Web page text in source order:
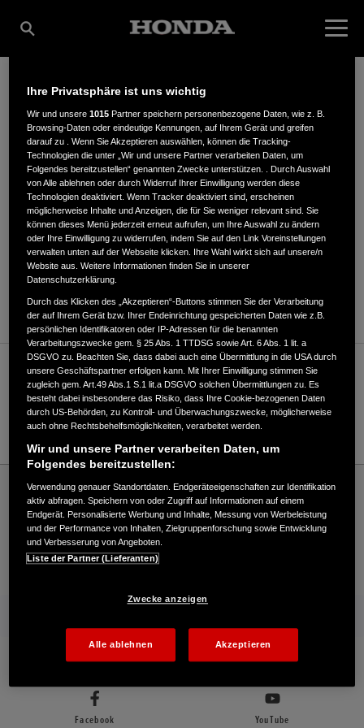
HERMANN MEYER KG
Halstenbeker Weg 100,25462,Rellingen
ANFAHRTSBESCHREIBUNG ANFORDERN
WEBSITE
Verkauf / Kundendienst
04101/49090
Honda
Industrie
Hermann Meyer KG - Industrial – Honda - HONDA Deutschland Offizielle Website |
The Power of Dreams
Folgen Sie uns auf
Facebook YouTube
Ihre Privatsphäre ist uns wichtig
Wir und unsere1015 Partner speichern personenbezogene Daten, wie z. B.
Browsing-Daten oder eindeutige Kennungen, auf Ihrem Gerät und greifen
darauf zu . Wenn Sie Akzeptieren auswählen, können die Tracking-
Technologien die unter „Wir und unsere Partner verarbeiten Daten, um
Folgendes bereitzustellen“ genannten Zwecke unterstützen. . Durch Auswahl
von Alle ablehnen oder durch Widerruf Ihrer Einwilligung werden diese
Technologien deaktiviert. Wenn Tracker deaktiviert sind, erscheinen
möglicherweise Inhalte und Anzeigen, die für Sie weniger relevant sind. Sie
können dieses Menü jederzeit erneut aufrufen, um Ihre Auswahl zu ändern
oder Ihre Einwilligung zu widerrufen, indem Sie auf den Link Voreinstellungen
verwalten unten auf der Webseite klicken. Ihre Wahl wirkt sich auf unsere/n
Website aus. Weitere Informationen finden Sie in unserer
Datenschutzerklärung.
Durch das Klicken des „Akzeptieren“-Buttons stimmen Sie der Verarbeitung
der auf Ihrem Gerät bzw. Ihrer Endeinrichtung gespeicherten Daten wie z.B.
persönlichen Identifikatoren oder IP-Adressen für die benannten
Verarbeitungszwecke gem. § 25 Abs. 1 TTDSG sowie Art. 6 Abs. 1 lit. a
DSGVO zu. Beachten Sie, dass dabei auch eine Übermittlung in die USA durch
unsere Geschäftspartner erfolgen kann. Mit Ihrer Einwilligung stimmen Sie
zugleich gem. Art.49 Abs.1 S.1 lit.a DSGVO solchen Übermittlungen zu. Es
besteht dabei insbesondere das Risiko, dass Ihre Cookie-bezogenen Daten
durch US-Behörden, zu Kontroll- und Überwachungszwecke, möglicherweise
auch ohne Rechtsbehelfsmöglichkeiten, verarbeitet werden.
Wir und unsere Partner verarbeiten Daten, um
Folgendes bereitzustellen:
Verwendung genauer Standortdaten. Endgeräteeigenschaften zur Identifikation
aktiv abfragen. Speichern von oder Zugriff auf Informationen auf einem
Endgerät. Personalisierte Werbung und Inhalte, Messung von Werbeleistung
und der Performance von Inhalten, Zielgruppenforschung sowie Entwicklung
und Verbesserung von Angeboten.
Liste der Partner (Lieferanten)
Zwecke anzeigen
Alle ablehnen Akzeptieren